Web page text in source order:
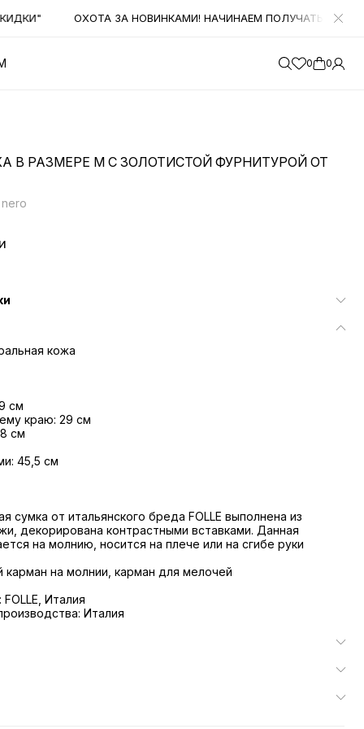
ОХОТА ЗА НОВИНКАМИ! НАЧИНАЕМ ПОЛУЧАТЬ
0 0
В РАЗМЕРЕ М С ЗОЛОТИСТОЙ ФУРНИТУРОЙ ОТ
кожа
см
краю: 29 см
см
45,5 см
сумка от итальянского бреда FOLLE выполнена из
декорирована контрастными вставками. Данная
на молнию, носится на плече или на сгибе руки
карман на молнии, карман для мелочей
Италия
Италия